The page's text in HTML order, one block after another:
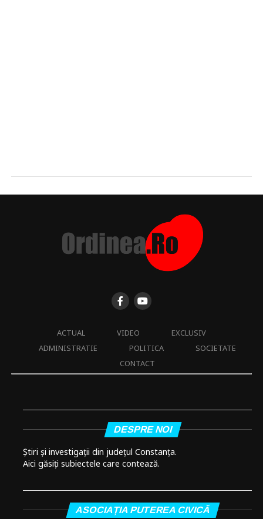
ACTUAL VIDEO
EXCLUSIV
ADMINISTRATIE
POLITICA
SOCIETATE
CONTACT
DESPRE NOI
Știri și investigații din județul Constanța.
Aici găsiți subiectele care contează.
ASOCIAȚIA PUTEREA CIVICĂ